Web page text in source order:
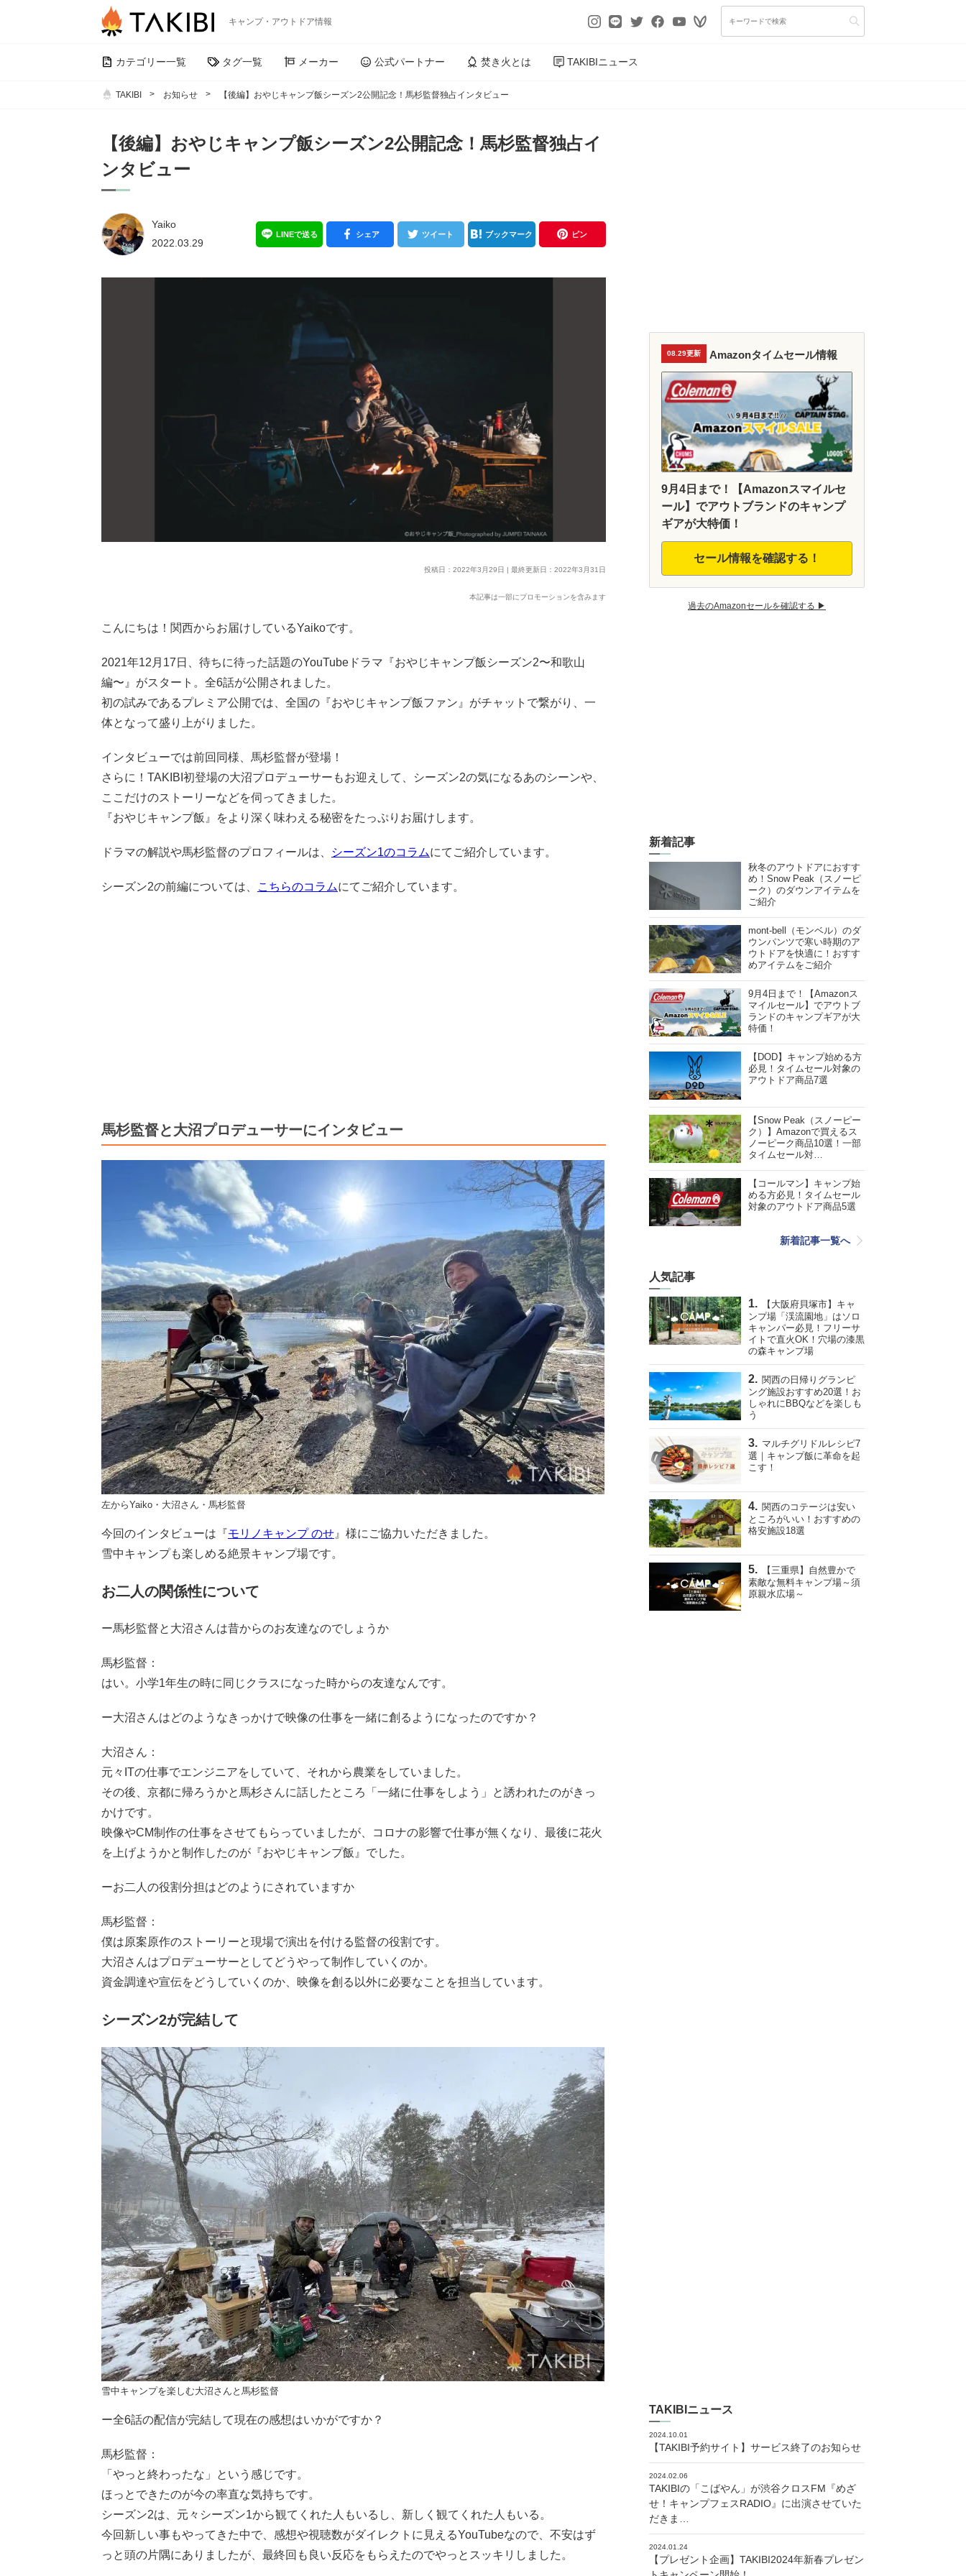
キャンプ・アウトドア情報
カテゴリー一覧 タグ一覧 メーカー 公式パートナー 焚き火とは TAKIBIニュース
TAKIBI お知らせ 【後編】おやじキャンプ飯シーズン2公開記念！馬杉監督独占インタビュー
【後編】おやじキャンプ飯シーズン2公開記念！馬杉監督独占イ
ンタビュー
Yaiko
2022.03.29
LINEで送る シェア ツイート ブックマーク ピン
投稿日：2022年3月29日 | 最終更新日：2022年3月31日
本記事は一部にプロモーションを含みます
こんにちは！関西からお届けしているYaikoです。
2021年12月17日、待ちに待った話題のYouTubeドラマ『おやじキャンプ飯シーズン2〜和歌山
編〜』がスタート。全6話が公開されました。
初の試みであるプレミア公開では、全国の『おやじキャンプ飯ファン』がチャットで繋がり、一
体となって盛り上がりました。
インタビューでは前回同様、馬杉監督が登場！
さらに！TAKIBI初登場の大沼プロデューサーもお迎えして、シーズン2の気になるあのシーンや、
ここだけのストーリーなどを伺ってきました。
『おやじキャンプ飯』をより深く味わえる秘密をたっぷりお届けします。
ドラマの解説や馬杉監督のプロフィールは、 シーズン1のコラムにてご紹介しています。
シーズン2の前編については、 こちらのコラムにてご紹介しています。
馬杉監督と大沼プロデューサーにインタビュー
左からYaiko・大沼さん・馬杉監督
今回のインタビューは『モリノキャンプ のせ 』様にご協力いただきました。
雪中キャンプも楽しめる絶景キャンプ場です。
お二人の関係性について
ー馬杉監督と大沼さんは昔からのお友達なのでしょうか
馬杉監督：
はい。小学1年生の時に同じクラスになった時からの友達なんです。
ー大沼さんはどのようなきっかけで映像の仕事を一緒に創るようになったのですか？
大沼さん：
元々ITの仕事でエンジニアをしていて、それから農業をしていました。
その後、京都に帰ろうかと馬杉さんに話したところ「一緒に仕事をしよう」と誘われたのがきっ
かけです。
映像やCM制作の仕事をさせてもらっていましたが、コロナの影響で仕事が無くなり、最後に花火
を上げようかと制作したのが『おやじキャンプ飯』でした。
ーお二人の役割分担はどのようにされていますか
馬杉監督：
僕は原案原作のストーリーと現場で演出を付ける監督の役割です。
大沼さんはプロデューサーとしてどうやって制作していくのか。
資金調達や宣伝をどうしていくのか、映像を創る以外に必要なことを担当しています。
シーズン2が完結して
雪中キャンプを楽しむ大沼さんと馬杉監督
ー全6話の配信が完結して現在の感想はいかがですか？
馬杉監督：
「やっと終わったな」という感じです。
ほっとできたのが今の率直な気持ちです。
シーズン2は、元々シーズン1から観てくれた人もいるし、新しく観てくれた人もいる。
今回新しい事もやってきた中で、感想や視聴数がダイレクトに見えるYouTubeなので、不安はず
っと頭の片隅にありましたが、最終回も良い反応をもらえたのでやっとスッキリしました。
08.29更新 Amazonタイムセール情報
9月4日まで！【Amazonスマイルセ
ール】でアウトブランドのキャンプ
ギアが大特価！
セール情報を確認する！
過去のAmazonセールを確認する ▶︎
新着記事
秋冬のアウトドアにおすす
め！Snow Peak（スノーピ
ーク）のダウンアイテムを
ご紹介
mont-bell（モンベル）のダ
ウンパンツで寒い時期のア
ウトドアを快適に！おすす
めアイテムをご紹介
9月4日まで！【Amazonス
マイルセール】でアウトブ
ランドのキャンプギアが大
特価！
【DOD】キャンプ始める方
必見！タイムセール対象の
アウトドア商品7選
【Snow Peak（スノーピー
ク）】Amazonで買えるス
ノーピーク商品10選！一部
タイムセール対…
【コールマン】キャンプ始
める方必見！タイムセール
対象のアウトドア商品5選
新着記事一覧へ
人気記事
【大阪府貝塚市】キャ
ンプ場「渓流園地」はソロ
キャンパー必見！フリーサ
イトで直火OK！穴場の漆黒
の森キャンプ場
関西の日帰りグランピ
ング施設おすすめ20選！お
しゃれにBBQなどを楽しも
う
マルチグリドルレシピ7
選｜キャンプ飯に革命を起
こす！
関西のコテージは安い
ところがいい！おすすめの
格安施設18選
【三重県】自然豊かで
素敵な無料キャンプ場～須
原親水広場～
TAKIBIニュース
2024.10.01
【TAKIBI予約サイト】サービス終了のお知らせ
2024.02.06
TAKIBIの「こばやん」が渋谷クロスFM『めざ
せ！キャンプフェスRADIO』に出演させていた
だきま…
2024.01.24
【プレゼント企画】TAKIBI2024年新春プレゼン